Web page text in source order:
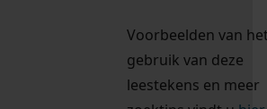
Voorbeelden van
gebruik van deze
leestekens en meer